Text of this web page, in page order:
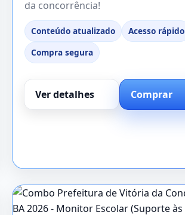
da concorrência!
Conteúdo atualizado
Acesso rápido
Compra segura
Ver detalhes Comprar